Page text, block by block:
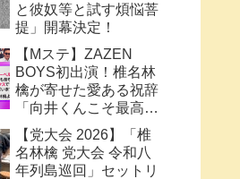
と彼奴等と試す煩悩菩
提」開幕決定！
【Mステ】ZAZEN
BOYS初出演！椎名林
檎が寄せた愛ある祝辞
「向井くんこそ最高に
トッポく洒落たパンク
ス」と密接なコラボ史
まとめ
【党大会 2026】「椎
名林檎 党大会 令和八
年列島巡回」セットリ